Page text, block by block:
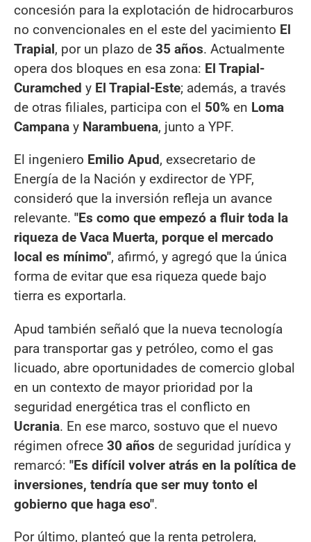
concesión para la explotación de hidrocarburos
no convencionales en el este del yacimiento El
Trapial, por un plazo de 35 años. Actualmente
opera dos bloques en esa zona: El Trapial-
Curamched y El Trapial-Este; además, a través
de otras filiales, participa con el 50% en Loma
Campana y Narambuena, junto a YPF.
El ingeniero Emilio Apud, exsecretario de
Energía de la Nación y exdirector de YPF,
consideró que la inversión refleja un avance
relevante. "Es como que empezó a fluir toda la
riqueza de Vaca Muerta, porque el mercado
local es mínimo", afirmó, y agregó que la única
forma de evitar que esa riqueza quede bajo
tierra es exportarla.
Apud también señaló que la nueva tecnología
para transportar gas y petróleo, como el gas
licuado, abre oportunidades de comercio global
en un contexto de mayor prioridad por la
seguridad energética tras el conflicto en
Ucrania. En ese marco, sostuvo que el nuevo
régimen ofrece 30 años de seguridad jurídica y
remarcó: "Es difícil volver atrás en la política de
inversiones, tendría que ser muy tonto el
gobierno que haga eso".
Por último, planteó que la renta petrolera,